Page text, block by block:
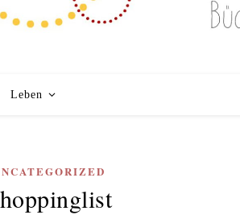
Leben